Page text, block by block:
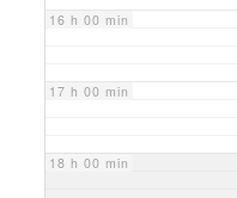
16 h 00 min
17 h 00 min
18 h 00 min